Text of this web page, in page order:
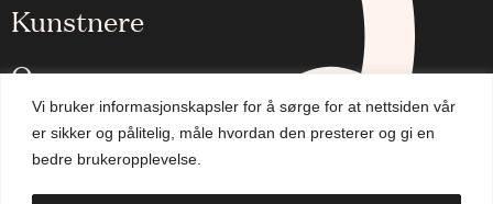
Vi bruker informasjonskapsler for å sørge for at nettsiden vår
er sikker og pålitelig, måle hvordan den presterer og gi en
bedre brukeropplevelse.
Kunstnere
Om oss
Aktuelt
Handlekurv